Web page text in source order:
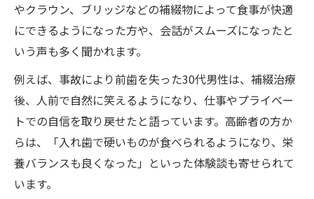
やクラウン、ブリッジなどの補綴物によって食事が快適
にできるようになった方や、会話がスムーズになったと
いう声も多く聞かれます。
例えば、事故により前歯を失った30代男性は、補綴治療
後、人前で自然に笑えるようになり、仕事やプライベー
トでの自信を取り戻せたと語っています。高齢者の方か
らは、「入れ歯で硬いものが食べられるようになり、栄
養バランスも良くなった」といった体験談も寄せられて
います。